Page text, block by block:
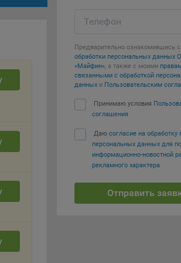
Телефон
Предварительно ознакомившись с
обработки персональных данных
«Майфин», а также с моими
связанными с обработкой
данных и Пользовательским
Принимаю условия
соглашения
Даю согласие на обработку
персональных данных для
информационно-новостной
рекламного характера
Отправить